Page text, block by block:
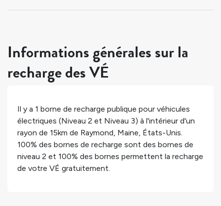
Informations générales sur la
recharge des VÉ
Il y a 1 borne de recharge publique pour véhicules
électriques (Niveau 2 et Niveau 3) à l'intérieur d'un
rayon de 15km de Raymond, Maine, États-Unis.
100% des bornes de recharge sont des bornes de
niveau 2 et 100% des bornes permettent la recharge
de votre VÉ gratuitement.